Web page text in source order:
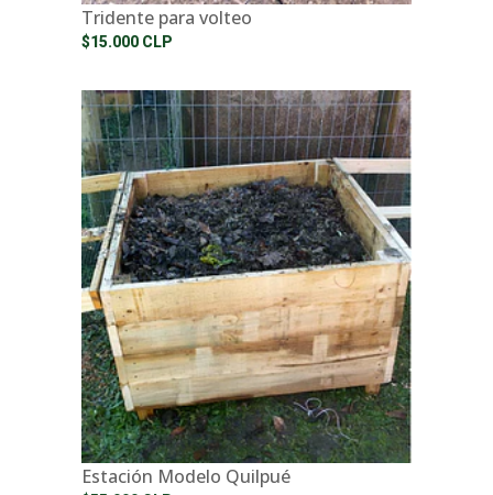
Tridente para volteo
$15.000 CLP
Estación Modelo Quilpué